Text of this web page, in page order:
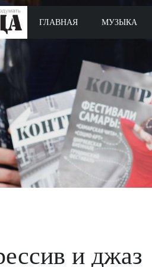
ГЛАВНАЯ МУЗЫКА
и джаз